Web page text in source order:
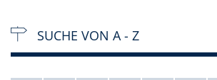
SUCHE VON A - Z